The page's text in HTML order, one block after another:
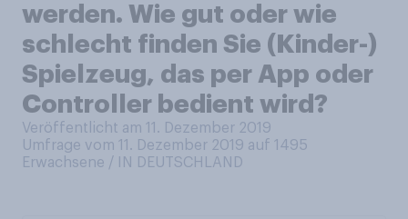
werden. Wie gut oder wie
schlecht finden Sie (Kinder-)
Spielzeug, das per App oder
Controller bedient wird?
Veröffentlicht am 11. Dezember 2019
Umfrage vom 11. Dezember 2019 auf 1495
Erwachsene / IN DEUTSCHLAND